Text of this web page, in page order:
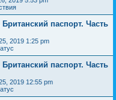
паспорт. Часть
2019 1:25 pm
паспорт. Часть
2019 12:55 pm